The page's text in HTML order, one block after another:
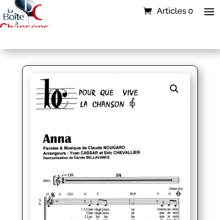
Articles 0